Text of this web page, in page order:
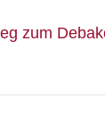
zum